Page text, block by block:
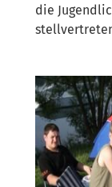
die